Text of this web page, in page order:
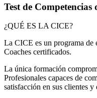
Test de
¿QUÉ ES LA CICE?
La CICE es un programa de
Coaches certificados.
La única formación
Profesionales capaces de
satisfacción en sus clientes